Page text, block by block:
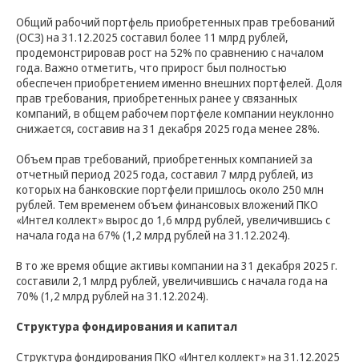
Общий рабочий портфель приобретенных прав требований
(ОСЗ) на 31.12.2025 составил более 11 млрд рублей,
продемонстрировав рост на 52% по сравнению с началом
года. Важно отметить, что прирост был полностью
обеспечен приобретением именно внешних портфелей. Доля
прав требования, приобретенных ранее у связанных
компаний, в общем рабочем портфеле компании неуклонно
снижается, составив на 31 декабря 2025 года менее 28%.
Объем прав требований, приобретенных компанией за
отчетный период 2025 года, составил 7 млрд рублей, из
которых на банковские портфели пришлось около 250 млн
рублей. Тем временем объем финансовых вложений ПКО
«Интел коллект» вырос до 1,6 млрд рублей, увеличившись с
начала года на 67% (1,2 млрд рублей на 31.12.2024).
В то же время общие активы компании на 31 декабря 2025 г.
составили 2,1 млрд рублей, увеличившись с начала года на
70% (1,2 млрд рублей на 31.12.2024).
Структура фондирования и капитал
Структура фондирования ПКО «Интел коллект» на 31.12.2025